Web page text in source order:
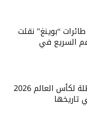
“بوينغ” نقلت
السريع في
إسبانيا تتوج بطلة لكأس العالم 2026
تاريخها